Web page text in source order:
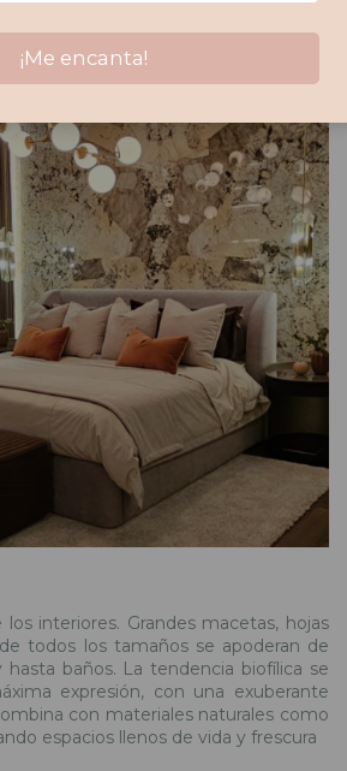
los interiores. Grandes macetas, hojas
todos los tamaños se apoderan de
baños. La tendencia biofílica se
expresión, con una exuberante
con materiales naturales como
espacios llenos de vida y frescura
¡Me encanta!